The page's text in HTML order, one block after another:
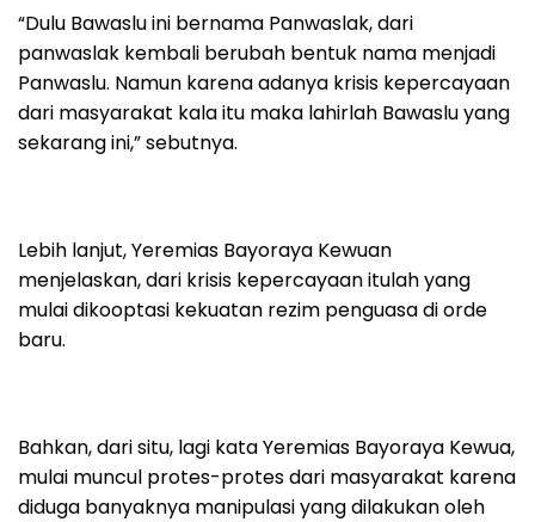
“Dulu Bawaslu ini bernama Panwaslak, dari
panwaslak kembali berubah bentuk nama menjadi
Panwaslu. Namun karena adanya krisis kepercayaan
dari masyarakat kala itu maka lahirlah Bawaslu yang
sekarang ini,” sebutnya.
Lebih lanjut, Yeremias Bayoraya Kewuan
menjelaskan, dari krisis kepercayaan itulah yang
mulai dikooptasi kekuatan rezim penguasa di orde
baru.
Bahkan, dari situ, lagi kata Yeremias Bayoraya Kewua,
mulai muncul protes-protes dari masyarakat karena
diduga banyaknya manipulasi yang dilakukan oleh